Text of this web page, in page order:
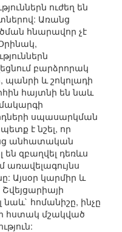
ուժեղ են
Առանց
հնարավոր չէ
բարձրորակ
պանրի և շոկոլադի
հայտնի են նաև
սպասարկման
է նշել, որ
անհատական
են զբաղվել դեռևս
առավելագույնս
Այսօր կարմիր և
նաև` հոմանիշը, ինչը
հստակ մշակված